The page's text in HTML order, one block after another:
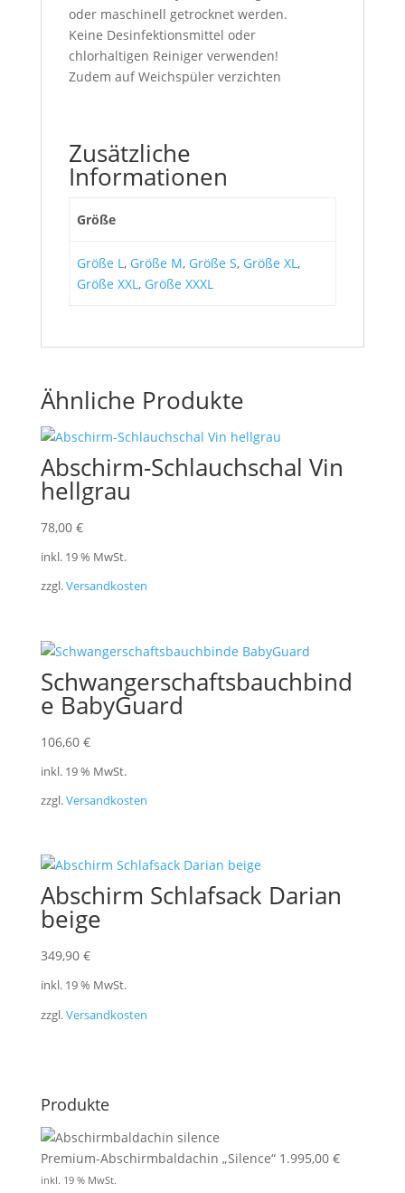
oder maschinell getrocknet werden.
Keine Desinfektionsmittel oder
chlorhaltigen Reiniger verwenden!
Zudem auf Weichspüler verzichten
Zusätzliche
Informationen
Größe
Größe L, Größe M, Größe S, Größe XL,
Größe XXL, Größe XXXL
Ähnliche Produkte
Abschirm-Schlauchschal Vin
hellgrau
78,00 €
inkl. 19 % MwSt.
zzgl.Versandkosten
Schwangerschaftsbauchbind
e BabyGuard
106,60 €
inkl. 19 % MwSt.
zzgl.Versandkosten
Abschirm Schlafsack Darian
beige
349,90 €
inkl. 19 % MwSt.
zzgl.Versandkosten
Produkte
Premium-Abschirmbaldachin „Silence“ 1.995,00 €
inkl. 19 % MwSt.